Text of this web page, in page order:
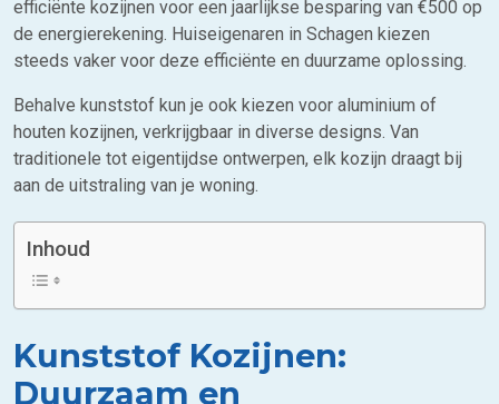
efficiënte kozijnen voor een jaarlijkse besparing van €500 op
de energierekening. Huiseigenaren in Schagen kiezen
steeds vaker voor deze efficiënte en duurzame oplossing.
Behalve kunststof kun je ook kiezen voor aluminium of
houten kozijnen, verkrijgbaar in diverse designs. Van
traditionele tot eigentijdse ontwerpen, elk kozijn draagt bij
aan de uitstraling van je woning.
Inhoud
Kunststof Kozijnen:
Duurzaam en